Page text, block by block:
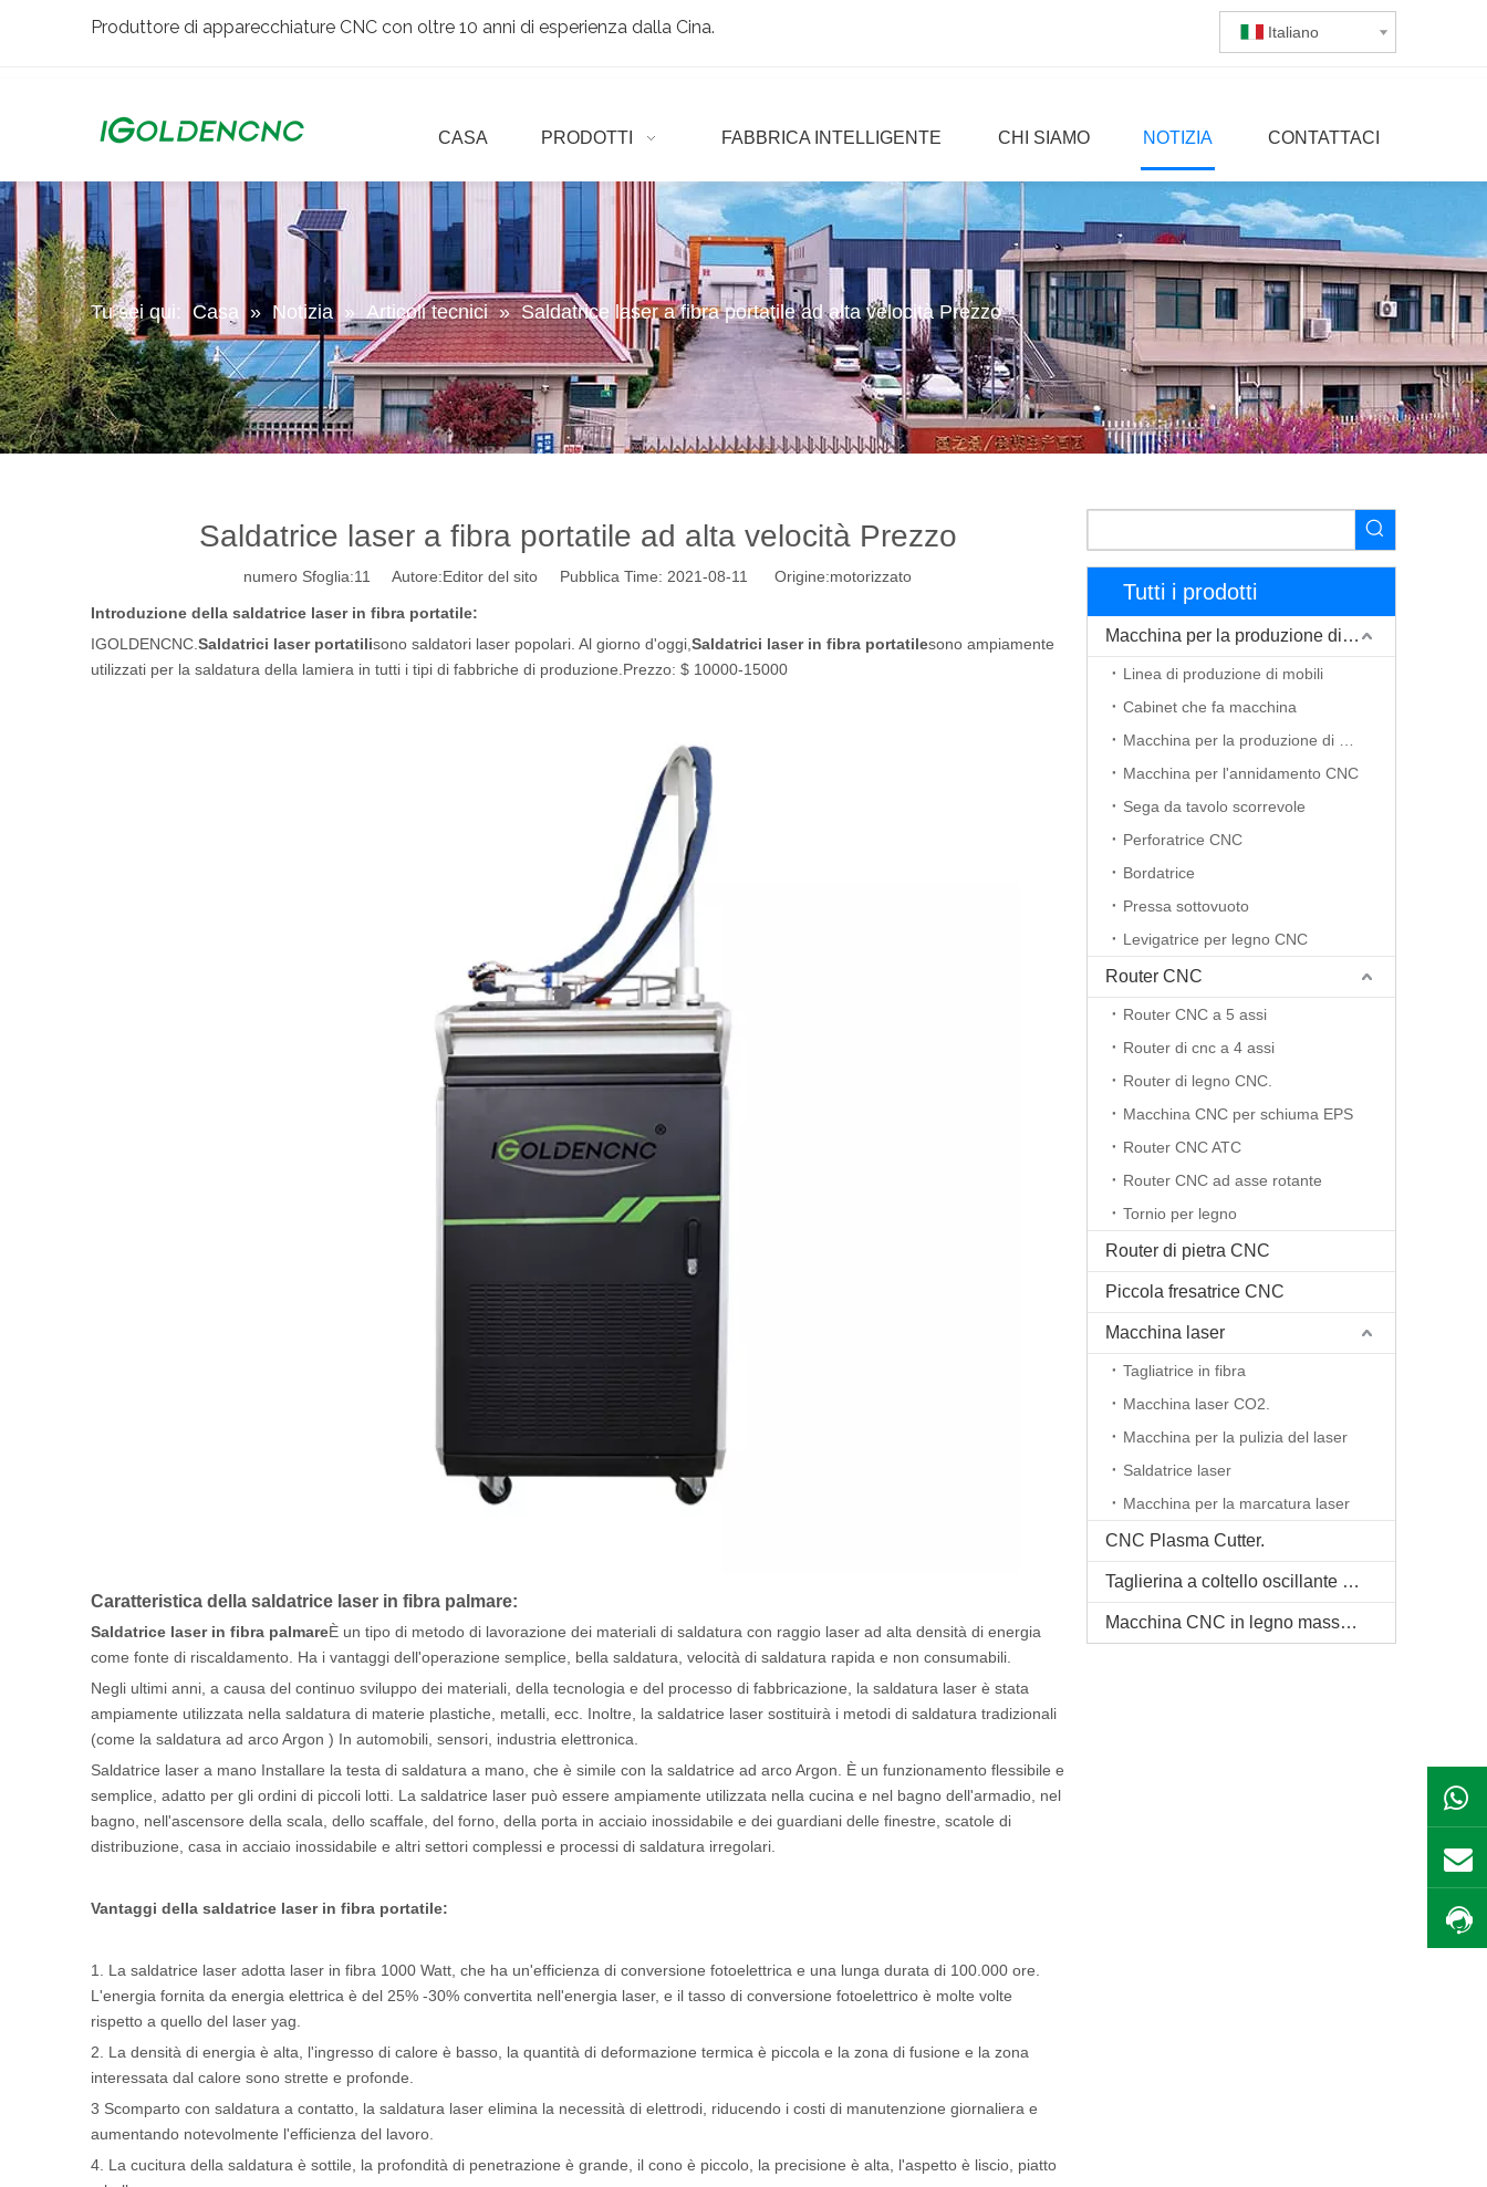
Produttore di apparecchiature CNC con oltre 10 anni di esperienza dalla Cina. Italiano
CASA PRODOTTI FABBRICA INTELLIGENTE CHI SIAMO NOTIZIA CONTATTACI
Tu sei qui: Casa » Notizia » Articoli tecnici » Saldatrice laser a fibra portatile ad alta velocità Prezzo
Saldatrice laser a fibra portatile ad alta velocità Prezzo
numero Sfoglia:11 Autore:Editor del sito Pubblica Time: 2021-08-11 Origine:motorizzato
Introduzione della saldatrice laser in fibra portatile:
IGOLDENCNC. Saldatrici laser portatilisono saldatori laser popolari. Al giorno d'oggi, Saldatrici laser in fibra portatilesono ampiamente
utilizzati per la saldatura della lamiera in tutti i tipi di fabbriche di produzione.Prezzo: $ 10000-15000
Caratteristica della saldatrice laser in fibra palmare:
Saldatrice laser in fibra palmareÈ un tipo di metodo di lavorazione dei materiali di saldatura con raggio laser ad alta densità di energia
come fonte di riscaldamento. Ha i vantaggi dell'operazione semplice, bella saldatura, velocità di saldatura rapida e non consumabili.
Negli ultimi anni, a causa del continuo sviluppo dei materiali, della tecnologia e del processo di fabbricazione, la saldatura laser è stata
ampiamente utilizzata nella saldatura di materie plastiche, metalli, ecc. Inoltre, la saldatrice laser sostituirà i metodi di saldatura tradizionali
(come la saldatura ad arco Argon ) In automobili, sensori, industria elettronica.
Saldatrice laser a mano Installare la testa di saldatura a mano, che è simile con la saldatrice ad arco Argon. È un funzionamento flessibile e
semplice, adatto per gli ordini di piccoli lotti. La saldatrice laser può essere ampiamente utilizzata nella cucina e nel bagno dell'armadio, nel
bagno, nell'ascensore della scala, dello scaffale, del forno, della porta in acciaio inossidabile e dei guardiani delle finestre, scatole di
distribuzione, casa in acciaio inossidabile e altri settori complessi e processi di saldatura irregolari.
Vantaggi della saldatrice laser in fibra portatile:
1. La saldatrice laser adotta laser in fibra 1000 Watt, che ha un'efficienza di conversione fotoelettrica e una lunga durata di 100.000 ore.
L'energia fornita da energia elettrica è del 25% -30% convertita nell'energia laser, e il tasso di conversione fotoelettrico è molte volte
rispetto a quello del laser yag.
2. La densità di energia è alta, l'ingresso di calore è basso, la quantità di deformazione termica è piccola e la zona di fusione e la zona
interessata dal calore sono strette e profonde.
3 Scomparto con saldatura a contatto, la saldatura laser elimina la necessità di elettrodi, riducendo i costi di manutenzione giornaliera e
aumentando notevolmente l'efficienza del lavoro.
4. La cucitura della saldatura è sottile, la profondità di penetrazione è grande, il cono è piccolo, la precisione è alta, l'aspetto è liscio, piatto
Tutti i prodotti
Macchina per la produzione di mobili
Linea di produzione di mobili
Cabinet che fa macchina
Macchina per l'annidamento CNC
Sega da tavolo scorrevole
Perforatrice CNC
Bordatrice
Pressa sottovuoto
Levigatrice per legno CNC
Router CNC
Router CNC a 5 assi
Router di cnc a 4 assi
Router di legno CNC.
Macchina CNC per schiuma EPS
Router CNC ATC
Router CNC ad asse rotante
Tornio per legno
Router di pietra CNC
Piccola fresatrice CNC
Macchina laser
Tagliatrice in fibra
Macchina laser CO2.
Macchina per la pulizia del laser
Saldatrice laser
Macchina per la marcatura laser
CNC Plasma Cutter.
Taglierina a coltello oscillante CNC
Macchina CNC in legno massello